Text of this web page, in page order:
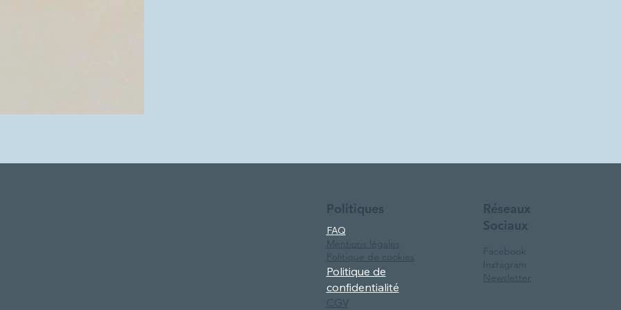
Politiques
FAQ
Mentions légales
Politique de cookies
Politique de
confidentialité
CGV
Facebook
Instagram
Newsletter
Réseaux
Sociaux